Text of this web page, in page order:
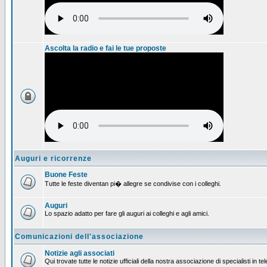
Ascolta la radio e fai le tue proposte
Auguri e ricorrenze
Buone Feste
Tutte le feste diventan pi� allegre se condivise con i colleghi.
Auguri
Lo spazio adatto per fare gli auguri ai colleghi e agli amici.
Comunicazioni dell'associazione
Notizie agli associati
Qui trovate tutte le notizie ufficiali della nostra associazione di specialisti in